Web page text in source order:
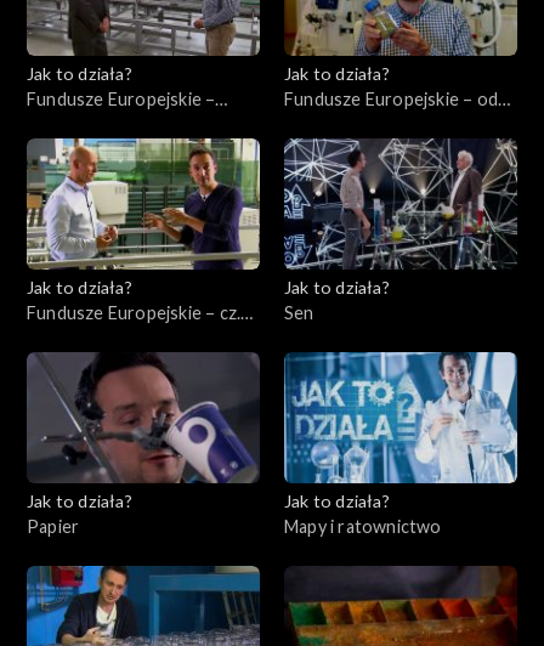
Jak to działa?
Fundusze Europejskie –
Jak to działa?
Fundusze Europejskie – odc.
Jak to działa?
Fundusze Europejskie – cz.
Jak to działa?
Sen
Jak to działa?
Papier
Jak to działa?
Mapy i ratownictwo